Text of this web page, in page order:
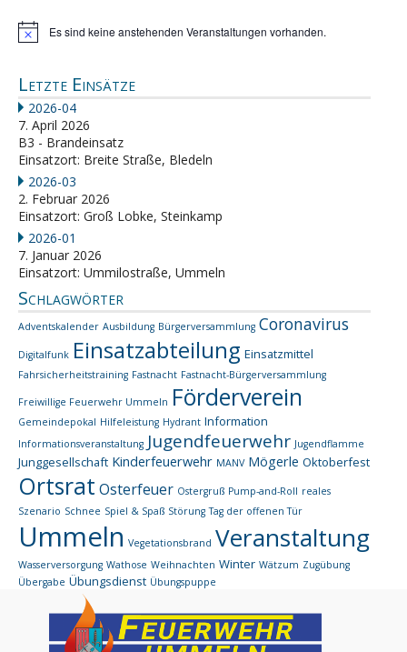
HinweisEs sind keine anstehenden Veranstaltungen vorhanden.
Letzte Einsätze
2026-04
7. April 2026
B3 - Brandeinsatz
Einsatzort: Breite Straße, Bledeln
2026-03
2. Februar 2026
Einsatzort: Groß Lobke, Steinkamp
2026-01
7. Januar 2026
Einsatzort: Ummilostraße, Ummeln
Schlagwörter
Adventskalender Ausbildung Bürgerversammlung Coronavirus
Digitalfunk Einsatzabteilung Einsatzmittel
Fahrsicherheitstraining Fastnacht Fastnacht-Bürgerversammlung
Freiwillige Feuerwehr Ummeln Förderverein
Gemeindepokal Hilfeleistung Hydrant Information
Informationsveranstaltung Jugendfeuerwehr Jugendflamme
Junggesellschaft Kinderfeuerwehr MANV Mögerle Oktoberfest
Ortsrat Osterfeuer Ostergruß Pump-and-Roll reales
Szenario Schnee Spiel & Spaß Störung Tag der offenen Tür
Ummeln Vegetationsbrand Veranstaltung
Wasserversorgung Wathose Weihnachten Winter Wätzum Zugübung
Übergabe Übungsdienst Übungspuppe